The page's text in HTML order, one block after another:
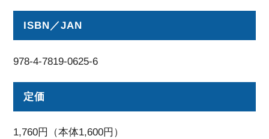
ISBN／JAN
978-4-7819-0625-6
定価
1,760円（本体1,600円）